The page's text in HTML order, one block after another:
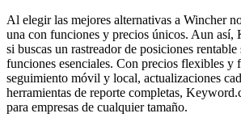
Al elegir las mejores alternativas a Wincher
una con funciones y precios únicos. Aun así,
si buscas un rastreador de posiciones
funciones esenciales. Con precios flexibles y
seguimiento móvil y local, actualizaciones
herramientas de reporte completas,
para empresas de cualquier tamaño.